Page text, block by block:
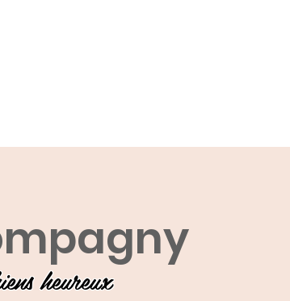
heureux